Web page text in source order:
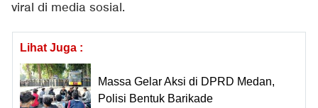
viral di media sosial.
Lihat Juga :
Massa Gelar Aksi di DPRD Medan,
Polisi Bentuk Barikade